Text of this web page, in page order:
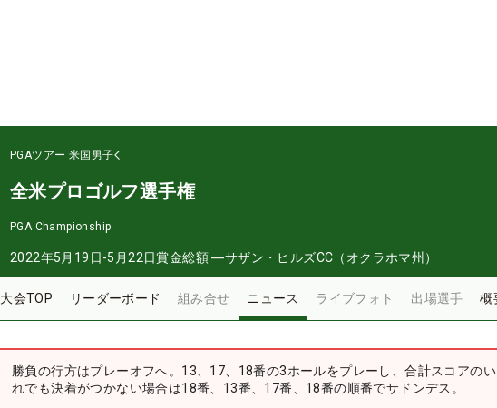
PGAツアー 米国男子
全米プロゴルフ選手権
PGA Championship
2022年5月19日-5月22日賞金総額 ―サザン・ヒルズCC（オクラホマ州）
大会TOP リーダーボード 組み合せ ニュース ライブフォト 出場選手 概
勝負の行方はプレーオフへ。13、17、18番の3ホールをプレーし、合計スコアの
れでも決着がつかない場合は18番、13番、17番、18番の順番でサドンデス。